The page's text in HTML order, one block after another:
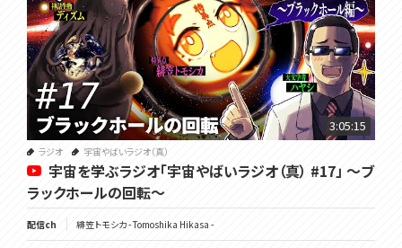
3:05:15
ラジオ 宇宙やばいラジオ（真）
宇宙を学ぶラジオ「宇宙やばいラジオ（真） #17」 ～ブ
ラックホールの回転～
配信ch 緋笠トモシカ - Tomoshika Hikasa -